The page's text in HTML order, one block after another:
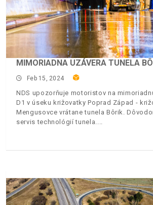
MIMORIADNA UZÁVERA TUNELA
Feb 15, 2024
NDS upozorňuje motoristov na
D1 v úseku križovatky Poprad Západ -
Mengusovce vrátane tunela Bôrik.
servis technológií tunela.